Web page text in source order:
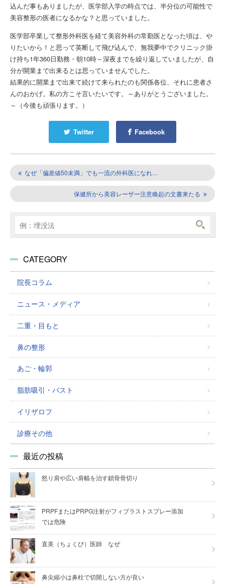
込んだ事もありましたが、医学部入学の時点では、半分位の可能性で
美容整形の医者になるかな？と思っていました。
医学部卒業して整形外科医を経て美容外科の常勤医となった頃は、や
りたいから！と思って英断して飛び込んで、無我夢中でクリニック掛
け持ち1年360日勤務・朝10時～深夜までを繰り返していましたが、自
分が開業まで出来るとは思っていませんでした。
結果的に開業まで出来て続けて来られたのも関係各位、それに患者さ
んのおかげ。私の方こそ言いたいです。～ありがとうございました。
～（今後も頑張ります。）
Twitter Facebook
なぜ「偏差値50未満」でも一流の外科医になれ…
保健所から美容レーザー注意喚起の文書来たる
CATEGORY
院長コラム
ニュース・メディア
二重・目もと
鼻の整形
あご・輪郭
脂肪吸引・バスト
イリザロフ
診療その他
最近の投稿
怒り肩や広い肩幅を治す鎖骨骨切り
PRPFまたはPRPG注射がフィブラストスプレー添加
では危険
直美（ちょくび）医師 なぜ
鼻尖縮小は鼻柱で切開しない方が良い